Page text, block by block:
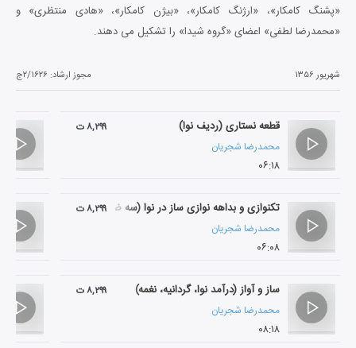
«پشنگ کامکار»، «ارژنگ کامکار»، «بیژن کامکار»، «هادی منتظری» و
«محمدرضا لطفی» اعضای «گروه شیدا» را تشکیل می دهند.
شهریور ۱۳۵۶ مجوز ارشاد: ۲/۱۶۲۶ج
قطعه نستاری (ردیف نوا)
محمدرضا شجریان
۰۶:۱۸
۸,۲۹۹ ت
محمدرضا شجریان
۰۶:۰۸
۸,۲۹۹ ت
ساز و آواز (درآمد نوا، گردانیه، نغمه)
محمدرضا شجریان
۰۸:۱۸
۸,۲۹۹ ت